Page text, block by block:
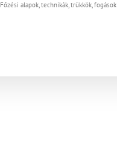
Főzési alapok, technikák, trükkök, fogások